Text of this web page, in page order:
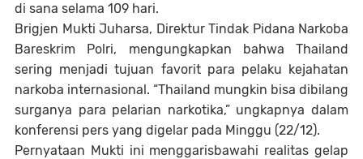
di sana selama 109 hari.
Brigjen Mukti Juharsa, Direktur Tindak Pidana Narkoba
Bareskrim Polri, mengungkapkan bahwa Thailand
sering menjadi tujuan favorit para pelaku kejahatan
narkoba internasional. “Thailand mungkin bisa dibilang
surganya para pelarian narkotika,” ungkapnya dalam
konferensi pers yang digelar pada Minggu (22/12).
Pernyataan Mukti ini menggarisbawahi realitas gelap